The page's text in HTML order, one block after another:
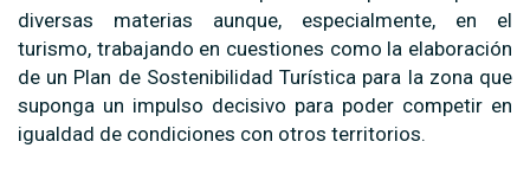
diversas materias aunque, especialmente, en el
turismo, trabajando en cuestiones como la elaboración
de un Plan de Sostenibilidad Turística para la zona que
suponga un impulso decisivo para poder competir en
igualdad de condiciones con otros territorios.